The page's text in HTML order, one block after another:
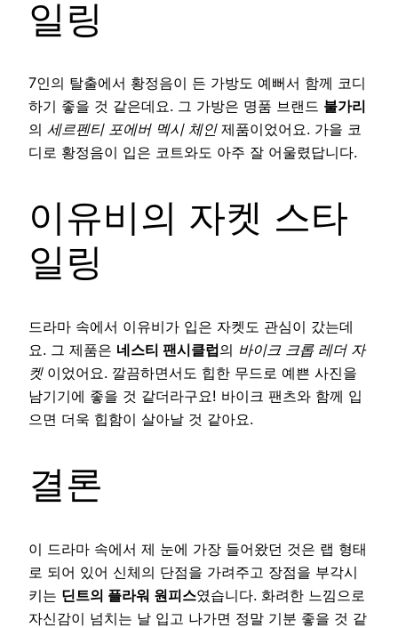
일링
7인의 탈출에서 황정음이 든 가방도 예뻐서 함께 코디
하기 좋을 것 같은데요. 그 가방은 명품 브랜드 불가리
의 세르펜티 포에버 멕시 체인제품이었어요. 가을 코
디로 황정음이 입은 코트와도 아주 잘 어울렸답니다.
이유비의 자켓 스타
일링
드라마 속에서 이유비가 입은 자켓도 관심이 갔는데
요. 그 제품은 네스티 팬시클럽의 바이크 크롭 레더 자
켓이었어요. 깔끔하면서도 힙한 무드로 예쁜 사진을
남기기에 좋을 것 같더라구요! 바이크 팬츠와 함께 입
으면 더욱 힙함이 살아날 것 같아요.
결론
이 드라마 속에서 제 눈에 가장 들어왔던 것은 랩 형태
로 되어 있어 신체의 단점을 가려주고 장점을 부각시
키는 딘트의 플라워 원피스였습니다. 화려한 느낌으로
자신감이 넘치는 날 입고 나가면 정말 기분 좋을 것 같